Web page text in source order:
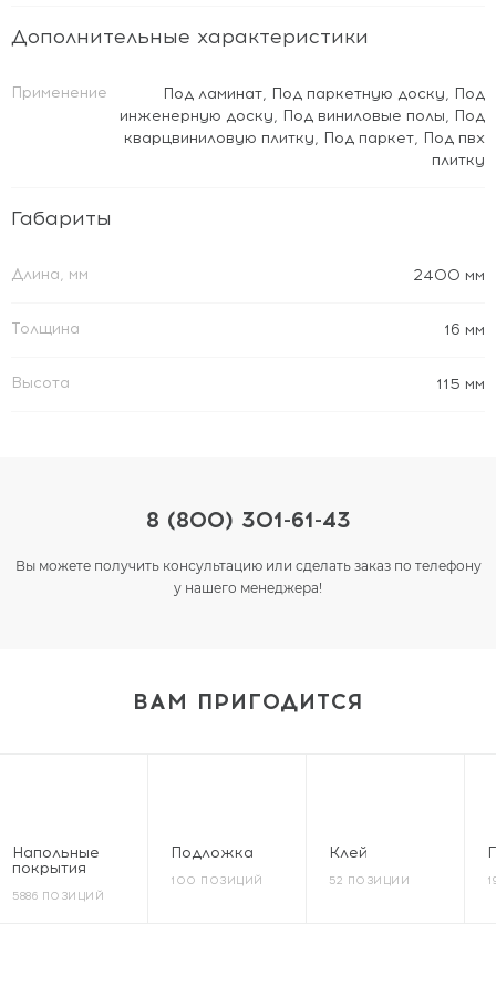
Дополнительные характеристики
Применение Под ламинат, Под паркетную доску, Под
инженерную доску, Под виниловые полы, Под
кварцвиниловую плитку, Под паркет, Под пвх
плитку
Габариты
Длина, мм 2400 мм
Толщина 16 мм
Высота 115 мм
8 (800) 301-61-43
Вы можете получить консультацию или сделать заказ по телефону
у нашего менеджера!
ВАМ ПРИГОДИТСЯ
Напольные
покрытия
5886 ПОЗИЦИЙ
Подложка
100 ПОЗИЦИЙ
Клей
52 ПОЗИЦИИ